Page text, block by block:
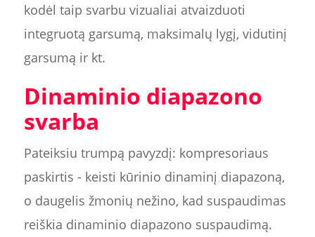
kodėl taip svarbu vizualiai atvaizduoti
integruotą garsumą, maksimalų lygį, vidutinį
garsumą ir kt.
Dinaminio diapazono
svarba
Pateiksiu trumpą pavyzdį: kompresoriaus
paskirtis - keisti kūrinio dinaminį diapazoną,
o daugelis žmonių nežino, kad suspaudimas
reiškia dinaminio diapazono suspaudimą.